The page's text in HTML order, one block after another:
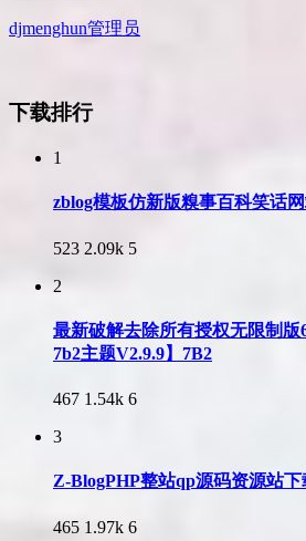
djmenghun管理员
下载排行
1
zblog模板仿新版糗事百科笑话
523 2.09k 5
2
最新破解去除所有授权无限制版
7b2主题V2.9.9】7B2
467 1.54k 6
3
Z-BlogPHP整站qp源码资源站
465 1.97k 6